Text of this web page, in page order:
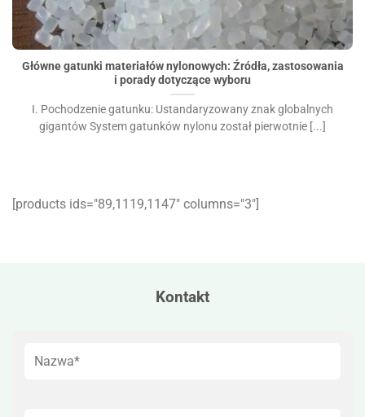
Główne gatunki materiałów nylonowych: Źródła,
zastosowania i porady dotyczące wyboru">
Główne gatunki materiałów nylonowych: Źródła, zastosowania
i porady dotyczące wyboru
I. Pochodzenie gatunku: Ustandaryzowany znak globalnych
gigantów System gatunków nylonu został pierwotnie [...]
[products ids="89,1119,1147″ columns="3″]
Kontakt